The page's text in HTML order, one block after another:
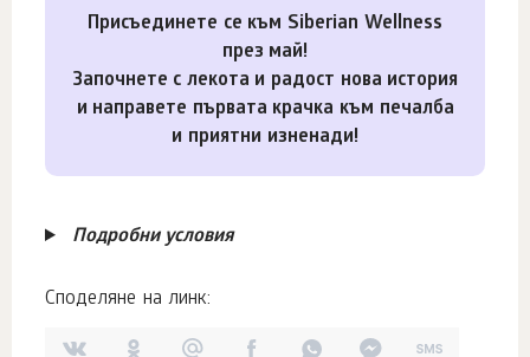
Присъединете се към Siberian Wellness
през май!
Започнете с лекота и радост нова история
и направете първата крачка към печалба
и приятни изненади!
Подробни условия
Споделяне на линк: